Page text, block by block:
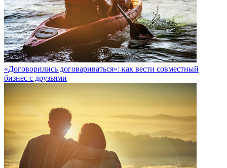
«Договорились договариваться»: как вести совместный
бизнес с друзьями